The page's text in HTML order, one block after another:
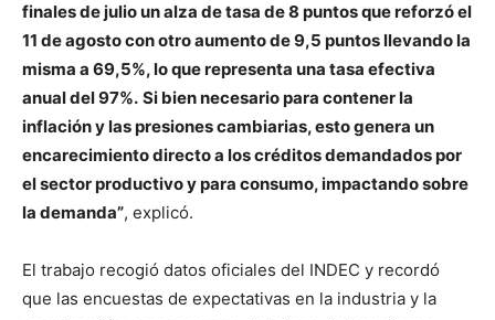
finales de julio un alza de tasa de 8 puntos que reforzó el
11 de agosto con otro aumento de 9,5 puntos llevando la
misma a 69,5%, lo que representa una tasa efectiva
anual del 97%. Si bien necesario para contener la
inflación y las presiones cambiarias, esto genera un
encarecimiento directo a los créditos demandados por
el sector productivo y para consumo, impactando sobre
la demanda”, explicó.
El trabajo recogió datos oficiales del INDEC y recordó
que las encuestas de expectativas en la industria y la